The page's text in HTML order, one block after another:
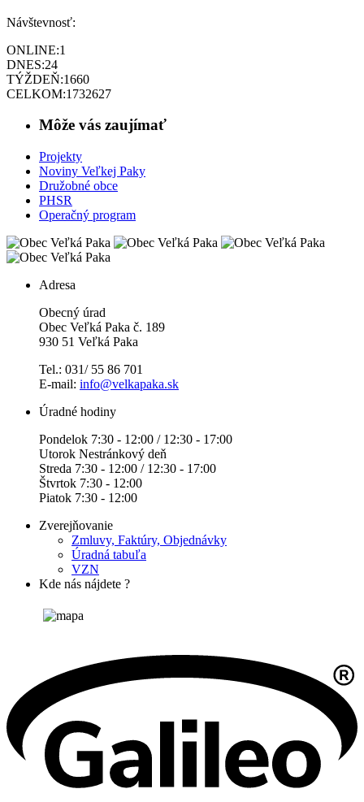
Návštevnosť:
ONLINE:1
DNES:24
TÝŽDEŇ:1660
CELKOM:1732627
Môže vás zaujímať
Projekty
Noviny Veľkej Paky
Družobné obce
PHSR
Operačný program
Adresa
Obecný úrad
Obec Veľká Paka č. 189
930 51 Veľká Paka
Tel.: 031/ 55 86 701
E-mail: info@velkapaka.sk
Úradné hodiny
Pondelok 7:30 - 12:00 / 12:30 - 17:00
Utorok Nestránkový deň
Streda 7:30 - 12:00 / 12:30 - 17:00
Štvrtok 7:30 - 12:00
Piatok 7:30 - 12:00
Zverejňovanie
Zmluvy, Faktúry, Objednávky
Úradná tabuľa
VZN
Kde nás nájdete ?